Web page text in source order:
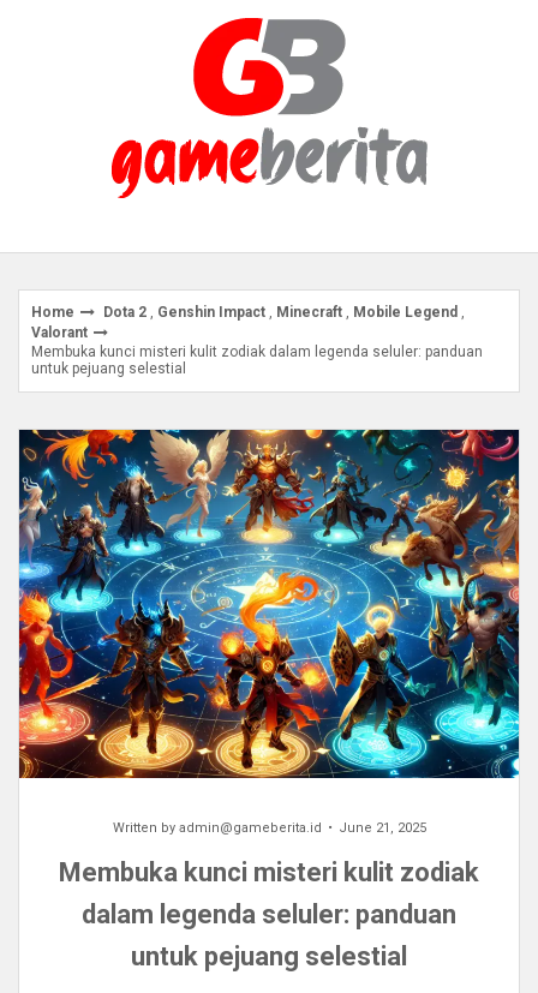
Home Dota 2 , Genshin Impact , Minecraft , Mobile Legend ,
Valorant
Membuka kunci misteri kulit zodiak dalam legenda seluler: panduan
untuk pejuang selestial
Written by admin@gameberita.id June 21, 2025
Membuka kunci misteri kulit zodiak
dalam legenda seluler: panduan
untuk pejuang selestial